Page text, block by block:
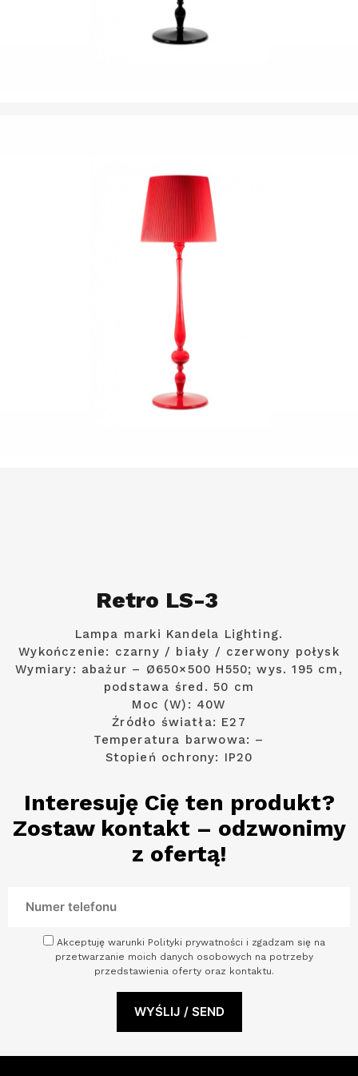
Retro LS-3
Lampa marki Kandela Lighting.
Wykończenie: czarny / biały / czerwony połysk
Wymiary: abażur – Ø650×500 H550; wys. 195 cm,
podstawa śred. 50 cm
Moc (W): 40W
Źródło światła: E27
Temperatura barwowa: –
Stopień ochrony: IP20
Interesuję Cię ten produkt?
Zostaw kontakt – odzwonimy
z ofertą!
Akceptuję warunki Polityki prywatności i zgadzam się na
przetwarzanie moich danych osobowych na potrzeby
przedstawienia oferty oraz kontaktu.